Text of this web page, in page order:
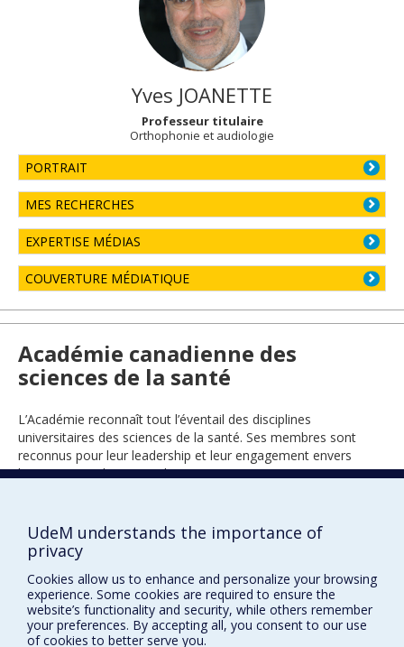
Yves JOANETTE
Professeur titulaire
Orthophonie et audiologie
PORTRAIT
MES RECHERCHES
EXPERTISE MÉDIAS
COUVERTURE MÉDIATIQUE
Académie canadienne des
sciences de la santé
L’Académie reconnaît tout l’éventail des disciplines
universitaires des sciences de la santé. Ses membres sont
reconnus pour leur leadership et leur engagement envers
l’avancement de ce grand secteur.
UdeM understands the importance of
privacy
Cookies allow us to enhance and personalize your browsing
experience. Some cookies are required to ensure the
website’s functionality and security, while others remember
your preferences. By accepting all, you consent to our use
of cookies to better serve you.